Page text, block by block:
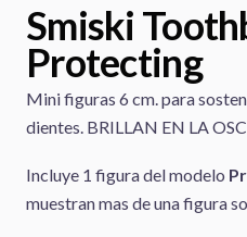
Smiski
Protecting
Mini figuras 6 cm. para
dientes. BRILLAN EN LA
Incluye 1 figura del modelo
muestran mas de una figura